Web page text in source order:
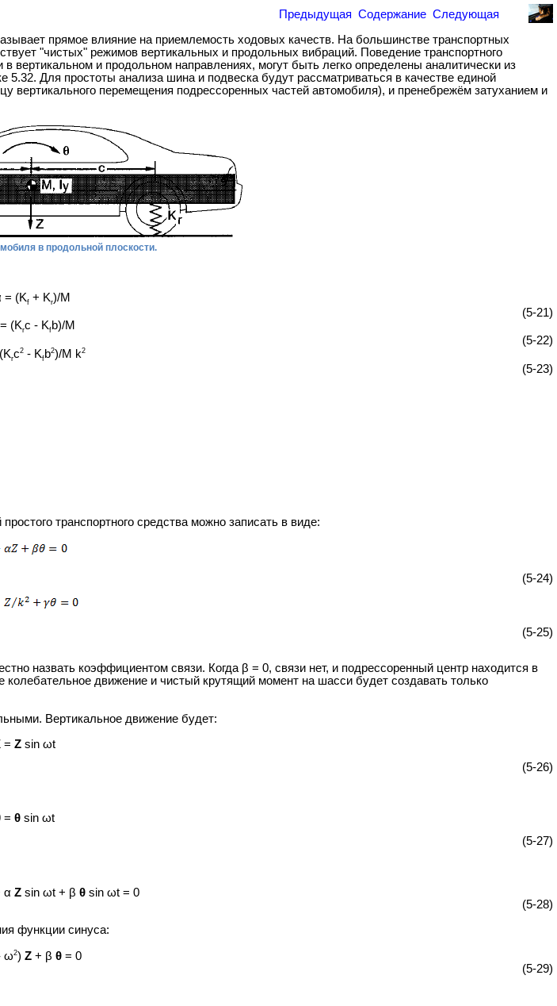
Предыдущая Содержание Следующая
прямое влияние на приемлемость ходовых качеств. На большинстве транспортных
"чистых" режимов вертикальных и продольных вибраций. Поведение транспортного
вертикальном и продольном направлениях, могут быть легко определены аналитически из
Для простоты анализа шина и подвеска будут рассматриваться в качестве единой
вертикального перемещения подрессоренных частей автомобиля), и пренебрежём затуханием и
в продольной плоскости.
= (Kf+ Kr)/M
(5-21)
(Krc - Kfb)/M
(5-22)
rc2- Kfb2)/M k2
(5-23)
транспортного средства можно записать в виде:
(5-24)
(5-25)
назвать коэффициентом связи. Когда β = 0, связи нет, и подрессоренный центр находится в
колебательное движение и чистый крутящий момент на шасси будет создавать только
Вертикальное движение будет:
= Z sin ωt
(5-26)
= θ sin ωt
(5-27)
α Zsin ωt + β θsin ωt = 0
(5-28)
функции синуса:
ω2) Z + β θ = 0
(5-29)